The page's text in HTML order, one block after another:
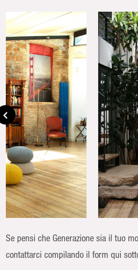
Se pensi che Generazione sia il tuo
contattarci compilando il form qui